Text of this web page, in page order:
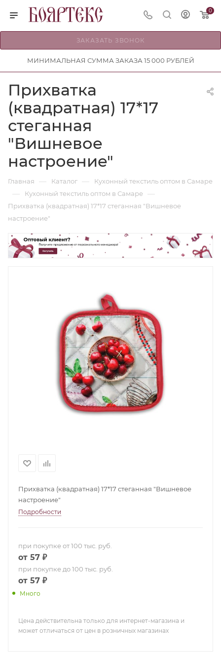
0
ЗАКАЗАТЬ ЗВОНОК
МИНИМАЛЬНАЯ СУММА ЗАКАЗА 15 000 РУБЛЕЙ
Прихватка
(квадратная) 17*17
стеганная
"Вишневое
настроение"
Главная — Каталог — Кухонный текстиль оптом в Самаре
— Кухонный текстиль оптом в Самаре —
Прихватка (квадратная) 17*17 стеганная "Вишневое
настроение"
Прихватка (квадратная) 17*17 стеганная "Вишневое
настроение"
Подробности
при покупке от 100 тыс. руб.
от 57 ₽
при покупке до 100 тыс. руб.
от 57 ₽
Много
Цена действительна только для интернет-магазина и
может отличаться от цен в розничных магазинах